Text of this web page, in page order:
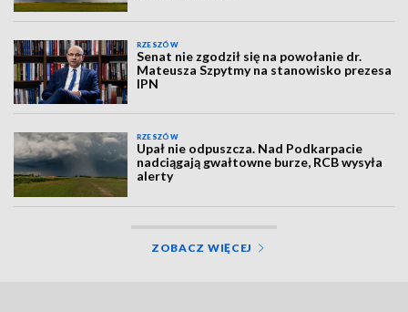
RZESZÓW
Senat nie zgodził się na powołanie dr.
Mateusza Szpytmy na stanowisko prezesa
IPN
RZESZÓW
Upał nie odpuszcza. Nad Podkarpacie
nadciągają gwałtowne burze, RCB wysyła
alerty
ZOBACZ WIĘCEJ